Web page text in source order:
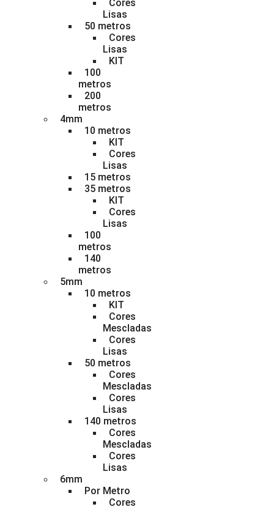
Cores
Lisas
50 metros
Cores
Lisas
KIT
100
metros
200
metros
4mm
10 metros
KIT
Cores
Lisas
15 metros
35 metros
KIT
Cores
Lisas
100
metros
140
metros
5mm
10 metros
KIT
Cores
Mescladas
Cores
Lisas
50 metros
Cores
Mescladas
Cores
Lisas
140 metros
Cores
Mescladas
Cores
Lisas
6mm
Por Metro
Cores